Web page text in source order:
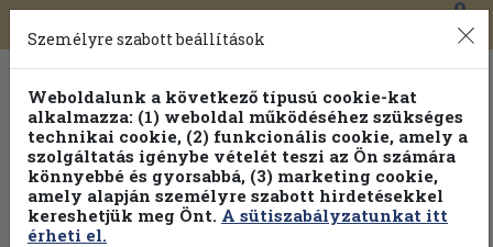
Toggle
navigation
0
Személyre szabott beállítások
Weboldalunk a következő típusú cookie-kat
alkalmazza: (1) weboldal működéséhez szükséges
technikai cookie, (2) funkcionális cookie, amely a
szolgáltatás igénybe vételét teszi az Ön számára
könnyebbé és gyorsabbá, (3) marketing cookie,
amely alapján személyre szabott hirdetésekkel
kereshetjük meg Önt. A sütiszabályzatunkat itt
érheti el.